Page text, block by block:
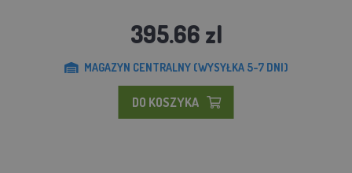
395.66 zl
MAGAZYN CENTRALNY (WYSYŁKA 5-7 DNI)
DO KOSZYKA